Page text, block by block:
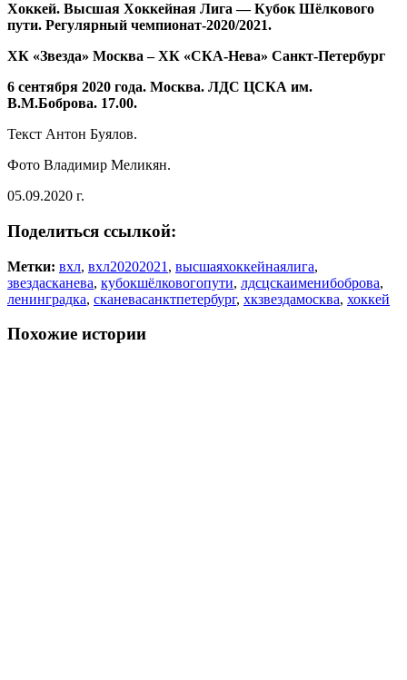
Хоккей. Высшая Хоккейная Лига — Кубок Шёлкового
пути. Регулярный чемпионат-2020/2021.
ХК «Звезда» Москва – ХК «СКА-Нева» Санкт-Петербург
6 сентября 2020 года. Москва. ЛДС ЦСКА им.
В.М.Боброва. 17.00.
Текст Антон Буялов.
Фото Владимир Меликян.
05.09.2020 г.
Поделиться ссылкой:
Метки: вхл, вхл20202021 , высшаяхоккейнаялига,
звездасканева, кубокшёлковогопути, лдсцскаименибоброва,
ленинградка, сканевасанктпетербург, хкзвездамосква, хоккей
Похожие истории